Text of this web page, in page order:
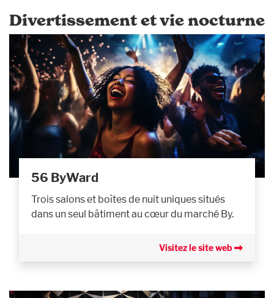
Divertissement et vie nocturne
56 ByWard
Trois salons et boîtes de nuit uniques situés
dans un seul bâtiment au cœur du marché By.
Visitez le site web